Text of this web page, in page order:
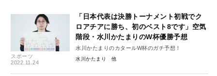
スポーツ
2022.11.24
「日本代表は決勝トーナメント初戦でク
ロアチアに勝ち、初のベスト8です」空気
階段・水川かたまりのW杯優勝予想
水川かたまりのカタールW杯のガチ予想！
水川かたまり